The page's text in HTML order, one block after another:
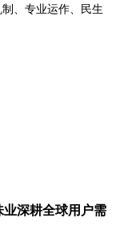
、专业运作、民生
深耕全球用户需